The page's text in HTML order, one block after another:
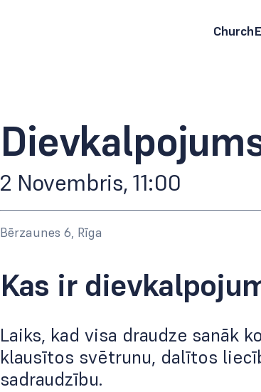
Church
2 Novembris, 11:00
Bērzaunes 6, Rīga
Kas ir
Laiks, kad visa draudze sanāk
klausītos svētrunu, dalītos
sadraudzību.